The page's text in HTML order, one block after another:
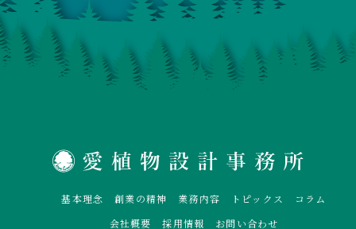
基本理念 創業の精神 業務内容 トピックス
コラム
会社概要
採用情報 お問い合わせ